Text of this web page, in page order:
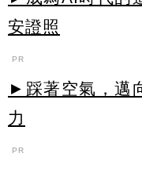
安證照
PR
►踩著空氣，邁
力
PR